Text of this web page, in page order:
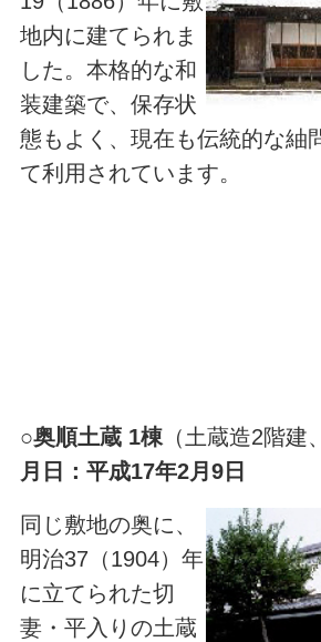
地内に建てられま
した。本格的な和
装建築で、保存状
態もよく、現在も伝統的な紬
て利用されています。
○奥順土蔵 1棟（土蔵造2階建
月日：平成17年2月9日
同じ敷地の奥に、
明治37（1904）年
に立てられた切
妻・平入りの土蔵